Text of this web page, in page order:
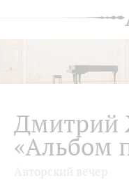
Дмитрий
«Альбом